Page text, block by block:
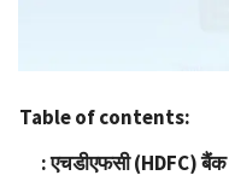
Table of contents:
: एचडीएफसी (HDFC) बैंक